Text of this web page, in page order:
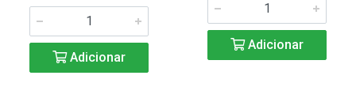
Adicionar
Adicionar